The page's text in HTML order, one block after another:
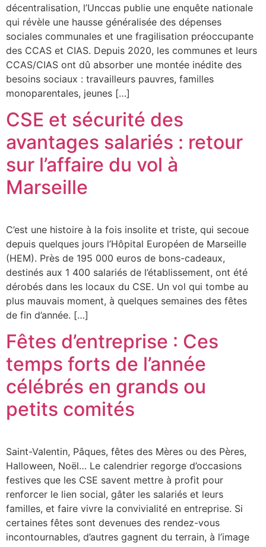
décentralisation, l’Unccas publie une enquête nationale
qui révèle une hausse généralisée des dépenses
sociales communales et une fragilisation préoccupante
des CCAS et CIAS. Depuis 2020, les communes et leurs
CCAS/CIAS ont dû absorber une montée inédite des
besoins sociaux : travailleurs pauvres, familles
monoparentales, jeunes […]
CSE et sécurité des
avantages salariés : retour
sur l’affaire du vol à
Marseille
C’est une histoire à la fois insolite et triste, qui secoue
depuis quelques jours l’Hôpital Européen de Marseille
(HEM). Près de 195 000 euros de bons-cadeaux,
destinés aux 1 400 salariés de l’établissement, ont été
dérobés dans les locaux du CSE. Un vol qui tombe au
plus mauvais moment, à quelques semaines des fêtes
de fin d’année. […]
Fêtes d’entreprise : Ces
temps forts de l’année
célébrés en grands ou
petits comités
Saint-Valentin, Pâques, fêtes des Mères ou des Pères,
Halloween, Noël… Le calendrier regorge d’occasions
festives que les CSE savent mettre à profit pour
renforcer le lien social, gâter les salariés et leurs
familles, et faire vivre la convivialité en entreprise. Si
certaines fêtes sont devenues des rendez-vous
incontournables, d’autres gagnent du terrain, à l’image